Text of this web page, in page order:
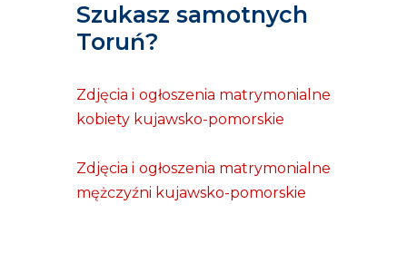
Szukasz samotnych
Toruń?
Zdjęcia i ogłoszenia matrymonialne
kobiety kujawsko-pomorskie
Zdjęcia i ogłoszenia matrymonialne
mężczyźni kujawsko-pomorskie